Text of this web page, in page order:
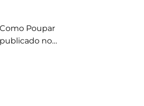
Poupar
no…